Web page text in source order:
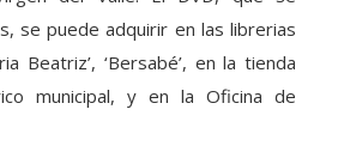
se puede adquirir en las librerias
Beatriz’, ‘Bersabé’, en la tienda
municipal, y en la Oficina de